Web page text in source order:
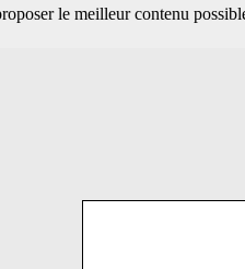
le meilleur contenu